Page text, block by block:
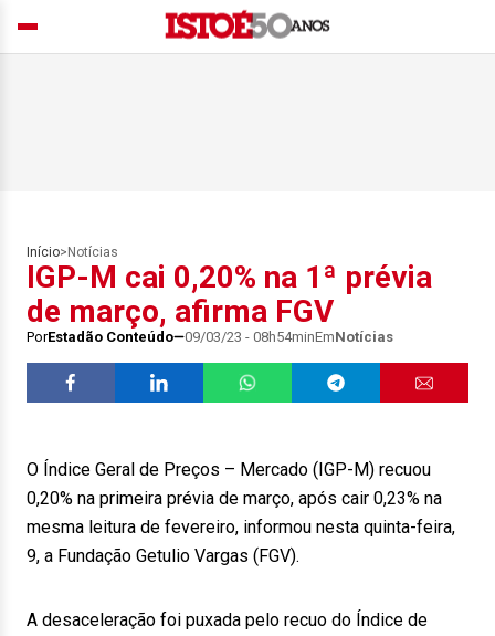
Início> Notícias
IGP-M cai 0,20% na 1ª prévia
de março, afirma FGV
PorEstadão Conteúdo 09/03/23 - 08h54minEmNotícias
O Índice Geral de Preços – Mercado (IGP-M) recuou
0,20% na primeira prévia de março, após cair 0,23% na
mesma leitura de fevereiro, informou nesta quinta-feira,
9, a Fundação Getulio Vargas (FGV).
A desaceleração foi puxada pelo recuo do Índice de